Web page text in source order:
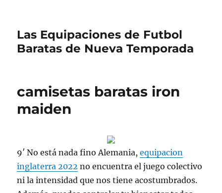
Las Equipaciones de Futbol
Baratas de Nueva Temporada
camisetas baratas iron
maiden
9′ No está nada fino Alemania,equipacion
inglaterra 2022 no encuentra el juego colectivo
ni la intensidad que nos tiene acostumbrados.